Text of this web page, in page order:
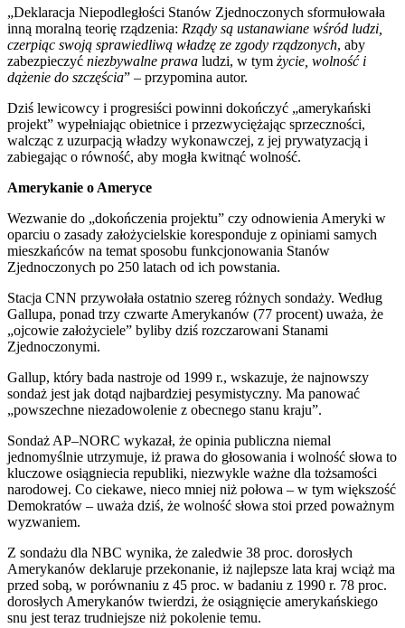
„Deklaracja Niepodległości Stanów Zjednoczonych sformułowała
inną moralną teorię rządzenia: Rządy są ustanawiane wśród ludzi,
czerpiąc swoją sprawiedliwą władzę ze zgody rządzonych, aby
zabezpieczyć niezbywalne prawa ludzi, w tym życie, wolność i
dążenie do szczęścia” – przypomina autor.
Dziś lewicowcy i progresiści powinni dokończyć „amerykański
projekt” wypełniając obietnice i przezwyciężając sprzeczności,
walcząc z uzurpacją władzy wykonawczej, z jej prywatyzacją i
zabiegając o równość, aby mogła kwitnąć wolność.
Amerykanie o Ameryce
Wezwanie do „dokończenia projektu” czy odnowienia Ameryki w
oparciu o zasady założycielskie koresponduje z opiniami samych
mieszkańców na temat sposobu funkcjonowania Stanów
Zjednoczonych po 250 latach od ich powstania.
Stacja CNN przywołała ostatnio szereg różnych sondaży. Według
Gallupa, ponad trzy czwarte Amerykanów (77 procent) uważa, że ​​
„ojcowie założyciele” byliby dziś rozczarowani Stanami
Zjednoczonymi.
Gallup, który bada nastroje od 1999 r., wskazuje, że najnowszy
sondaż jest jak dotąd najbardziej pesymistyczny. Ma panować
„powszechne niezadowolenie z obecnego stanu kraju”.
Sondaż AP–NORC wykazał, że opinia publiczna niemal
jednomyślnie utrzymuje, iż prawa do głosowania i wolność słowa to
kluczowe osiągniecia republiki, niezwykle ważne dla tożsamości
narodowej. Co ciekawe, nieco mniej niż połowa – w tym większość
Demokratów – uważa dziś, że ​​wolność słowa stoi przed poważnym
wyzwaniem.
Z sondażu dla NBC wynika, że zaledwie 38 proc. dorosłych
Amerykanów deklaruje przekonanie, iż najlepsze lata kraj wciąż ma
przed sobą, w porównaniu z 45 proc. w badaniu z 1990 r. 78 proc.
dorosłych Amerykanów twierdzi, że osiągnięcie amerykańskiego
snu jest teraz trudniejsze niż pokolenie temu.